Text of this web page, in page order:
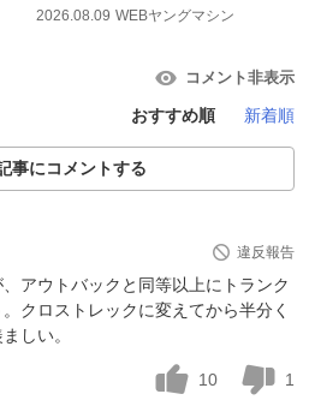
2026.08.09 WEBヤングマシン
コメント非表示
おすすめ順 新着順
事にコメントする
違反報告
アウトバックと同等以上にトランク
クロストレックに変えてから半分く
しい。
10 1